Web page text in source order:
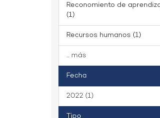
Reconomiento de
(1)
Recursos humanos (1)
... más
Fecha
2022 (1)